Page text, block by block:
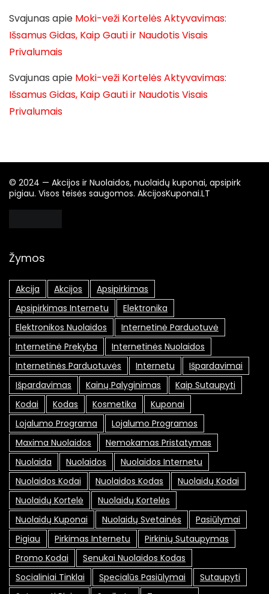
Svajunas apie Moki-veži Kortelės Aktyvavimas:
Išsamus Gidas, Kaip Gauti ir Naudotis Visais
Privalumais
Svajunas apie Moki-veži Kortelės Aktyvavimas:
Išsamus Gidas, Kaip Gauti ir Naudotis Visais
Privalumais
© 2024 — Akcijos ir Nuolaidos, nuolaidų kuponai, apsipirk
pigiau. Visos teisės saugomos. AkcijosKuponai.LT
Žymos
Akcija Akcijos
Apsipirkimas
Apsipirkimas Internetu
Elektronika
Elektronikos Nuolaidos
Internetinė Parduotuvė
Internetinė Prekyba
Internetinės Nuolaidos
Internetinės Parduotuvės
Internetu
Išpardavimai
Išpardavimas
Kainų Palyginimas
Kaip Sutaupyti
Kodai
Kodas Kosmetika
Kuponai
Lojalumo Programa
Lojalumo Programos
Maxima Nuolaidos
Nemokamas Pristatymas
Nuolaida
Nuolaidos
Nuolaidos Internetu
Nuolaidos Kodai
Nuolaidos Kodas
Nuolaidų Kodai
Nuolaidų Kortelė
Nuolaidų Kortelės
Nuolaidų Kuponai
Nuolaidų Svetainės
Pasiūlymai
Pigiau
Pirkimas Internetu
Pirkinių Sutaupymas
Promo Kodai
Senukai Nuolaidos Kodas
Socialiniai Tinklai
Specialūs Pasiūlymai
Sutaupyti